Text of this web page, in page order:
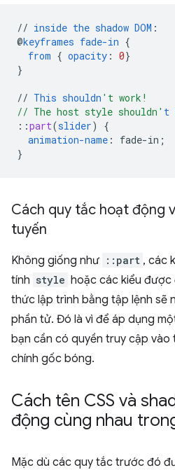
// inside the shadow DOM :
@keyframes fade-in {
from { opacity : 0}
}
// This shouldn 't work!
// The host style shouldn' t
::part(slider)
{
animation-name : fade-in ;
}
Cách quy tắc hoạt động
tuyến
Không giống như ::part , các
tính style hoặc các kiểu
thức lập trình bằng tập lệnh sẽ
phần tử. Đó là vì để áp dụng
bạn cần có quyền truy cập vào
chính gốc bóng.
Cách tên CSS và
động cùng nhau
Mặc dù các quy tắc trước đó